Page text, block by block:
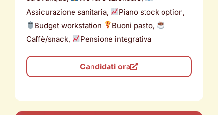
Assicurazione sanitaria,
Piano stock option,
Budget workstation
Buoni pasto,
Caffè/snack,
Pensione integrativa
Candidati ora